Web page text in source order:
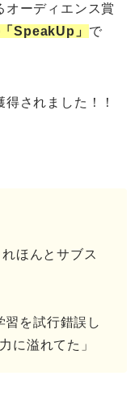
オーディエンス賞
SpeakUp」 で
されました！！
れほんとサブス
習を試行錯誤し
に溢れてた」